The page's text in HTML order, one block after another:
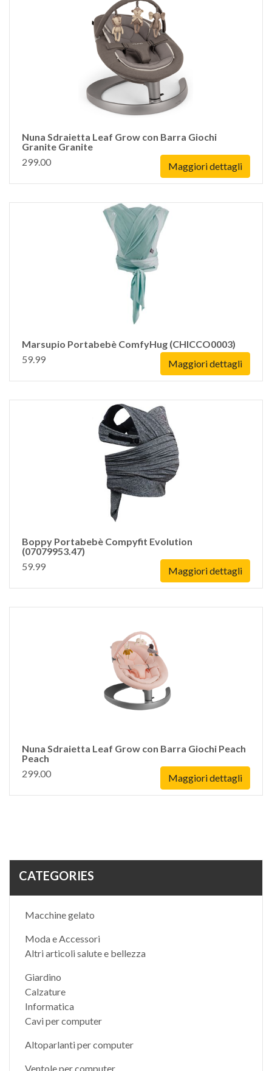
CATEGORIES
Macchine gelato
Moda e Accessori
Altri articoli salute e bellezza
Giardino
Calzature
Informatica
Cavi per computer
Altoparlanti per computer
Ventole per computer
Nuna Sdraietta Leaf Grow con Barra Giochi
Granite Granite
299.00
Maggiori dettagli
Marsupio Portabebè ComfyHug (CHICCO0003)
59.99
Maggiori dettagli
Boppy Portabebè Compyfit Evolution
(07079953.47)
59.99
Maggiori dettagli
Nuna Sdraietta Leaf Grow con Barra Giochi Peach
Peach
299.00
Maggiori dettagli